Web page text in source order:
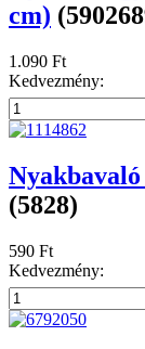
cm)
1.090 Ft
Kedvezmény:
(5828)
590 Ft
Kedvezmény: